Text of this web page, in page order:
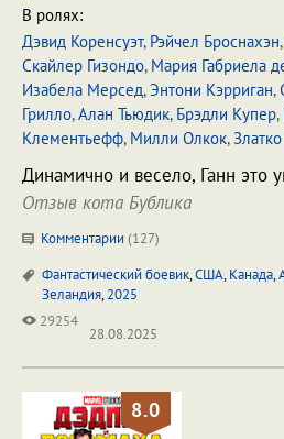
В ролях:
Дэвид Коренсуэт, Рэйчел Броснахэн,
Скайлер Гизондо, Мария Габриела
Изабела Мерсед,Энтони Кэрриган,
Грилло,Алан Тьюдик, Брэдли Купер,
Клементьефф, Милли Олкок,
Динамично и весело, Ганн это
Отзыв кота Бублика
Комментарии (127)
Фантастический боевик,США,Канада,
Зеландия,2025
29254
28.08.2025
8.0